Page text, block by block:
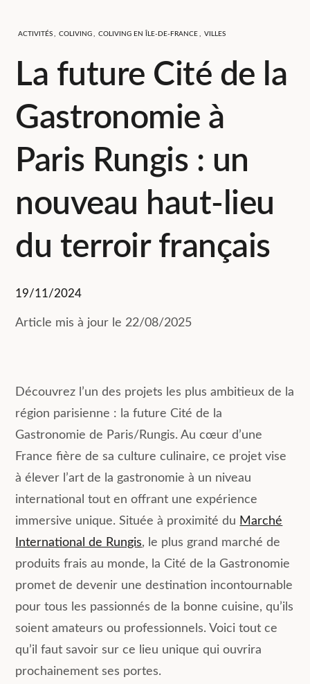
ACTIVITÉS , COLIVING , COLIVING EN ÎLE-DE-FRANCE , VILLES
La future Cité de la
Gastronomie à
Paris Rungis : un
nouveau haut-lieu
du terroir français
19/11/2024
Article mis à jour le 22/08/2025
Découvrez l’un des projets les plus ambitieux de la
région parisienne : la future Cité de la
Gastronomie de Paris/Rungis. Au cœur d’une
France fière de sa culture culinaire, ce projet vise
à élever l’art de la gastronomie à un niveau
international tout en offrant une expérience
immersive unique. Située à proximité du Marché
International de Rungis, le plus grand marché de
produits frais au monde, la Cité de la Gastronomie
promet de devenir une destination incontournable
pour tous les passionnés de la bonne cuisine, qu’ils
soient amateurs ou professionnels. Voici tout ce
qu’il faut savoir sur ce lieu unique qui ouvrira
prochainement ses portes.